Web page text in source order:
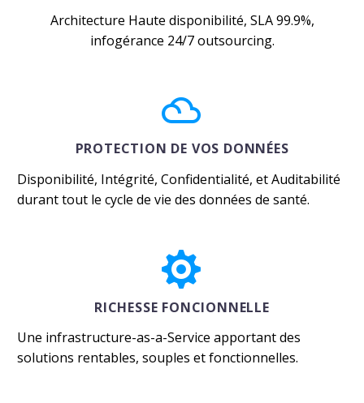
Architecture Haute disponibilité, SLA 99.9%,
infogérance 24/7 outsourcing.


PROTECTION DE VOS DONNÉES
Disponibilité, Intégrité, Confidentialité, et Auditabilité
durant tout le cycle de vie des données de santé.


RICHESSE FONCIONNELLE
Une infrastructure-as-a-Service apportant des
solutions rentables, souples et fonctionnelles.